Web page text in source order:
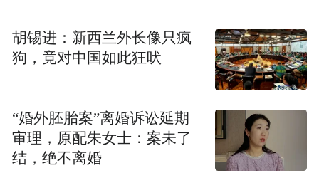
胡锡进：新西兰外长像只疯
狗，竟对中国如此狂吠
“婚外胚胎案”离婚诉讼延期
审理，原配朱女士：案未了
结，绝不离婚